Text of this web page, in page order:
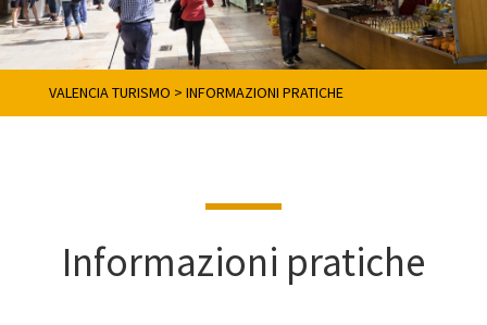
VALENCIA TURISMO > INFORMAZIONI PRATICHE
Informazioni pratiche